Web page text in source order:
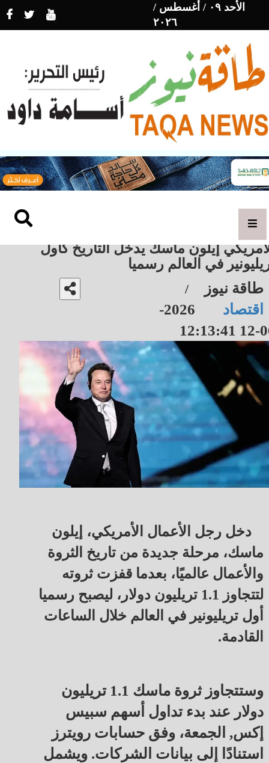
الأحد ٠٩ / أغسطس /
٢٠٢٦
إيلون ماسك يدخل التاريخ كأول
في العالم رسميا
طاقة نيوز /
اقتصاد
2026-
06-12
دخل رجل الأعمال الأمريكي، إيلون
ماسك، مرحلة جديدة من تاريخ الثروة
والأعمال عالميًا، بعدما قفزت ثروته
لتتجاوز 1.1 تريليون دولار، ليصبح رسميا
أول تريليونير في العالم خلال الساعات
القادمة.
وستتجاوز ثروة ماسك 1.1 تريليون
دولار عند بدء تداول أسهم سبيس
إكس, الجمعة، وفق حسابات رويترز
استنادًا إلى بيانات الشركات. ويشمل